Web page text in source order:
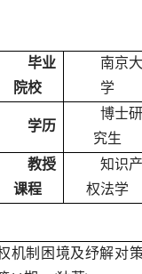
毕业
院校
南京大
学
学历
博士研
究生
教授
课程
知识产
权法学
机制困境及纾解对